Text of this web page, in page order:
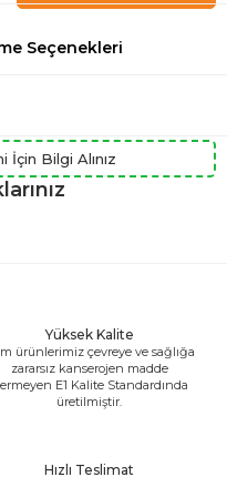
Seçenekleri
Bilgi Alınız
Yüksek Kalite
ürünlerimiz çevreye ve sağlığa
zararsız kanserojen madde
E1 Kalite Standardında
üretilmiştir.
Hızlı Teslimat